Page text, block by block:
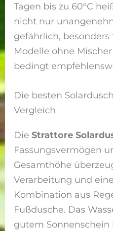
Tagen bis zu 60°C
nicht nur
gefährlich,
Modelle ohne
bedingt
Die besten
Vergleich
DieStrattore
Fassungsvermögen
Gesamthöhe
Verarbeitung und
Kombination aus
Fußdusche. Das
gutem Sonnenschein